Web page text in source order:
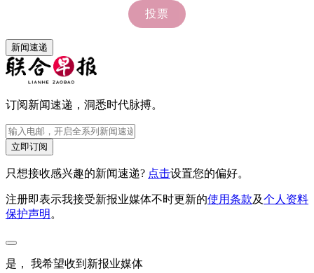
新闻速递
订阅新闻速递，洞悉时代脉搏。
立即订阅
只想接收感兴趣的新闻速递? 点击设置您的偏好。
注册即表示我接受新报业媒体不时更新的使用条款及个人资料
保护声明 。
是， 我希望收到新报业媒体